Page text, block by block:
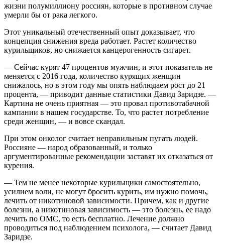
жизни полумиллиону россиян, которые в противном случае
умерли бы от рака легкого.
Этот уникальный отечественный опыт доказывает, что
концепция снижения вреда работает. Растет количество
курильщиков, но снижается канцерогенность сигарет.
— Сейчас курят 47 процентов мужчин, и этот показатель не
меняется с 2016 года, количество курящих женщин
снижалось, но в этом году мы опять наблюдаем рост до 21
процента, — приводит данные статистики Давид Заридзе. —
Картина не очень приятная — это провал противотабачной
кампании в нашем государстве. То, что растет потребление
среди женщин, — и вовсе скандал.
При этом онколог считает неправильным пугать людей.
Россияне — народ образованный, и только
аргументированные рекомендации заставят их отказаться от
курения.
— Тем не менее некоторые курильщики самостоятельно,
усилием воли, не могут бросить курить, им нужно помочь,
лечить от никотиновой зависимости. Причем, как и другие
болезни, а никотиновая зависимость — это болезнь, ее надо
лечить по ОМС, то есть бесплатно. Лечение должно
проводиться под наблюдением психолога, — считает Давид
Заридзе.